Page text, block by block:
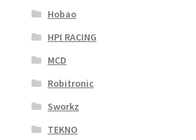
Hobao
HPI RACING
MCD
Robitronic
Sworkz
TEKNO